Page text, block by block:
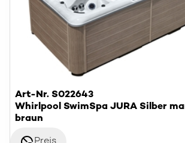
Art-Nr. S022643
Whirlpool SwimSpa JURA Silber
braun